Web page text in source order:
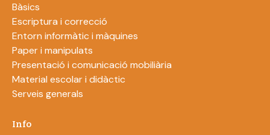
Bàsics
Escriptura i correcció
Entorn informàtic i màquines
Paper i manipulats
Presentació i comunicació mobiliària
Material escolar i didàctic
Serveis generals
Info